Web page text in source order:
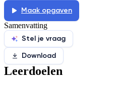
Maak opgaven
Samenvatting
Stel je vraag
Download
Leerdoelen